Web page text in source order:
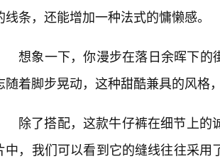
线条，还能增加一种法式的慵懒感。
想象一下，你漫步在落日余晖下
随着脚步晃动，这种甜酷兼具的风格
除了搭配，这款牛仔裤在细节上
中，我们可以看到它的缝线往往采